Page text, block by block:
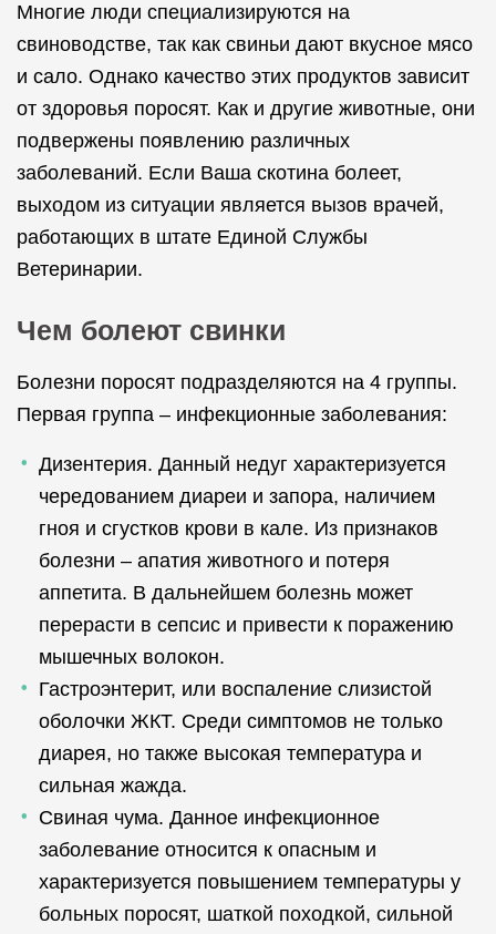
Многие люди специализируются на
свиноводстве, так как свиньи дают вкусное мясо
и сало. Однако качество этих продуктов зависит
от здоровья поросят. Как и другие животные, они
подвержены появлению различных
заболеваний. Если Ваша скотина болеет,
выходом из ситуации является вызов врачей,
работающих в штате Единой Службы
Ветеринарии.
Чем болеют свинки
Болезни поросят подразделяются на 4 группы.
Первая группа – инфекционные заболевания:
Дизентерия. Данный недуг характеризуется
чередованием диареи и запора, наличием
гноя и сгустков крови в кале. Из признаков
болезни – апатия животного и потеря
аппетита. В дальнейшем болезнь может
перерасти в сепсис и привести к поражению
мышечных волокон.
Гастроэнтерит, или воспаление слизистой
оболочки ЖКТ. Среди симптомов не только
диарея, но также высокая температура и
сильная жажда.
Свиная чума. Данное инфекционное
заболевание относится к опасным и
характеризуется повышением температуры у
больных поросят, шаткой походкой, сильной